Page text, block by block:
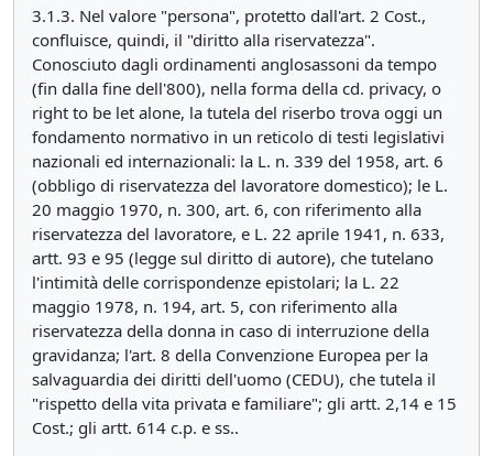
3.1.3. Nel valore "persona", protetto dall'art. 2 Cost.,
confluisce, quindi, il "diritto alla riservatezza".
Conosciuto dagli ordinamenti anglosassoni da tempo
(fin dalla fine dell'800), nella forma della cd. privacy, o
right to be let alone, la tutela del riserbo trova oggi un
fondamento normativo in un reticolo di testi legislativi
nazionali ed internazionali: la L. n. 339 del 1958, art. 6
(obbligo di riservatezza del lavoratore domestico); le L.
20 maggio 1970, n. 300, art. 6, con riferimento alla
riservatezza del lavoratore, e L. 22 aprile 1941, n. 633,
artt. 93 e 95 (legge sul diritto di autore), che tutelano
l'intimità delle corrispondenze epistolari; la L. 22
maggio 1978, n. 194, art. 5, con riferimento alla
riservatezza della donna in caso di interruzione della
gravidanza; l'art. 8 della Convenzione Europea per la
salvaguardia dei diritti dell'uomo (CEDU), che tutela il
"rispetto della vita privata e familiare"; gli artt. 2,14 e 15
Cost.; gli artt. 614 c.p. e ss..